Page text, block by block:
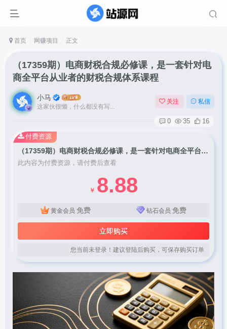
首页 网赚项目 正文
（17359期）电商财税合规必修课，是一套针对电
商全平台从业者的财税合规体系课程
小马
这家伙很懒，什么都没有写...
关注 私信
0 35 16
（17359期）电商财税合规必修课，是一套针对电商全平台从业者的财税合规体系课程
此内容为付费资源，请付费后查看
￥ 8.88
黄金会员 免费 钻石会员 免费
立即购买
您当前未登录！建议登陆后购买，可保存购买订单
付费资源